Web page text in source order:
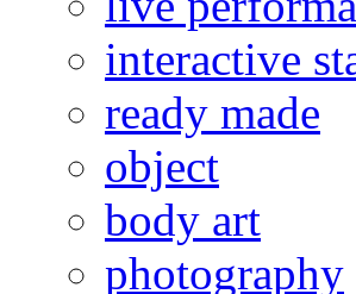
interactive
ready made
object
body art
photography